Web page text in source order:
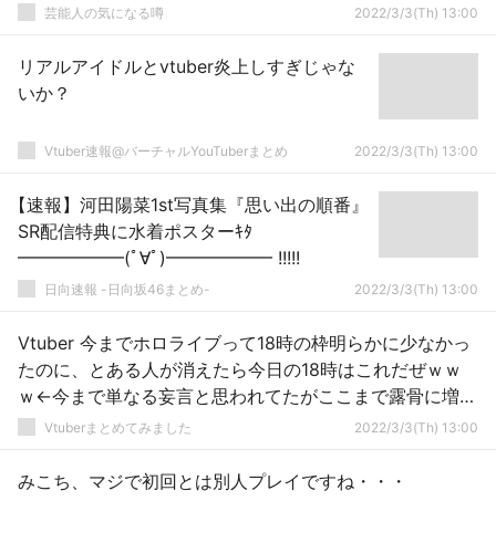
芸能人の気になる噂 2022/3/3(Th) 13:00
リアルアイドルとvtuber炎上しすぎじゃな
いか？
Vtuber速報@バーチャルYouTuberまとめ 2022/3/3(Th) 13:00
【速報】河田陽菜1st写真集『思い出の順番』
SR配信特典に水着ポスターｷﾀ
━━━━━━(ﾟ∀ﾟ)━━━━━━ !!!!!
日向速報 -日向坂46まとめ- 2022/3/3(Th) 13:00
Vtuber 今までホロライブって18時の枠明らかに少なかっ
たのに、とある人が消えたら今日の18時はこれだぜｗｗ
ｗ←今まで単なる妄言と思われてたがここまで露骨に増え
るとなぁ…っていうかそれにしたって多すぎだろｗｗｗ
Vtuberまとめてみました 2022/3/3(Th) 13:00
みこち、マジで初回とは別人プレイですね・・・